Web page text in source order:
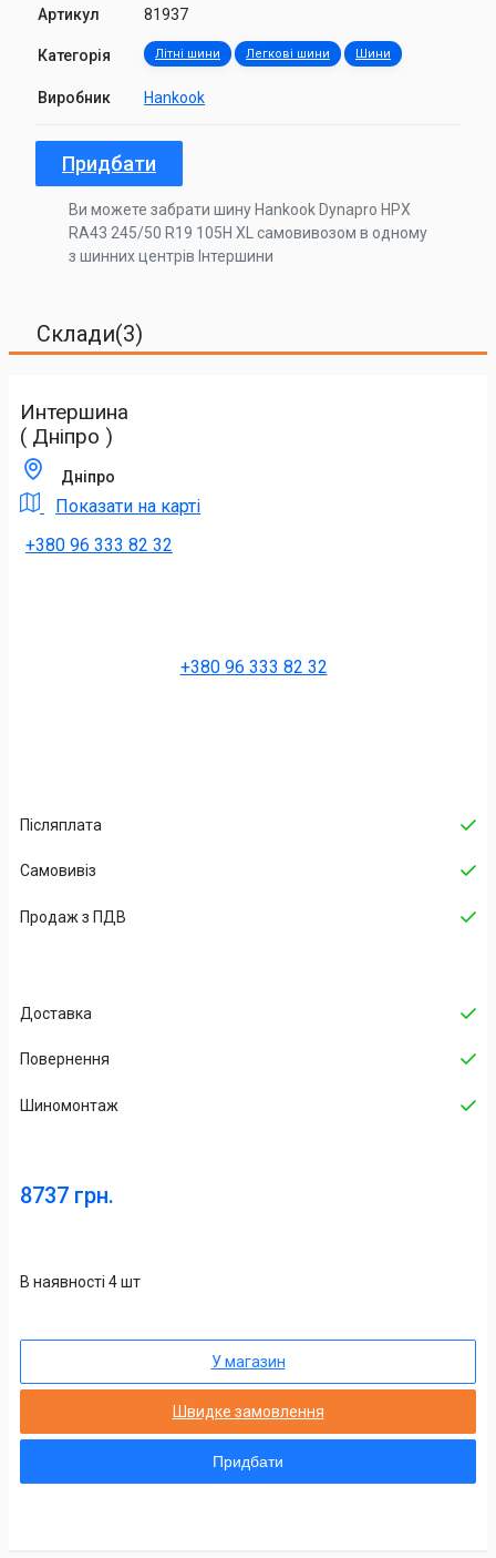
Артикул 81937
Категорія Літні шини Легкові шини Шини
Виробник Hankook
Придбати
Ви можете забрати шину Hankook Dynapro HPX
RA43 245/50 R19 105H XL самовивозом в одному
з шинних центрів Інтершини
Склади(3)
Интершина
( Дніпро )
Дніпро
Показати на карті
+380 96 333 82 32
+380 96 333 82 32
Післяплата
Самовивіз
Продаж з ПДВ
Доставка
Повернення
Шиномонтаж
8737 грн.
В наявності 4 шт
У магазин
Швидке замовлення
Придбати